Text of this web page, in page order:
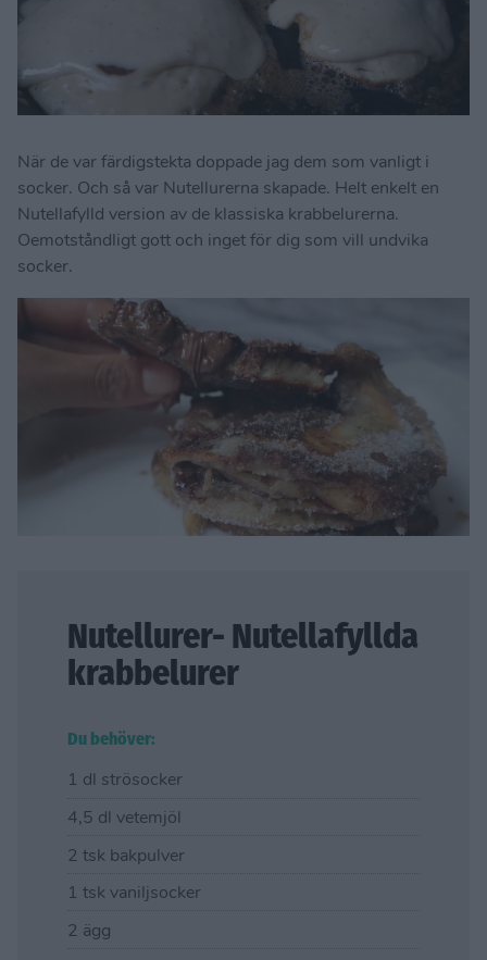
När de var färdigstekta doppade jag dem som vanligt i
socker. Och så var Nutellurerna skapade. Helt enkelt en
Nutellafylld version av de klassiska krabbelurerna.
Oemotståndligt gott och inget för dig som vill undvika
socker.
Nutellurer- Nutellafyllda
krabbelurer
Du behöver:
1 dl strösocker
4,5 dl vetemjöl
2 tsk bakpulver
1 tsk vaniljsocker
2 ägg